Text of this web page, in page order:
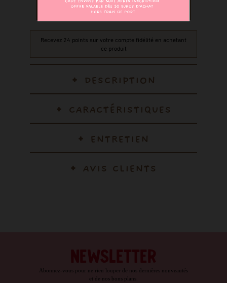
AJOUTER AU PANIER
Recevez 24 points sur votre compte fidélité en achetant
ce produit
DESCRIPTION
CARACTÉRISTIQUES
ENTRETIEN
AVIS CLIENTS
Abonnez-vous pour ne rien louper de nos dernières nouveautés
et de nos bons plans.